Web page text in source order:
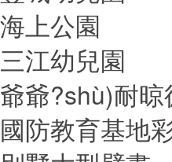
海上公園
三江幼兒園
爺爺?shù)耐晾
國防教育基地